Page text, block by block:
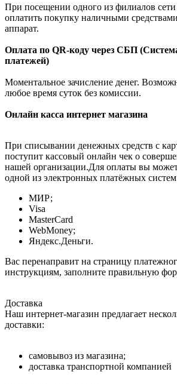
При посещении одного из филиалов
оплатить покупку наличными
аппарат.
Оплата по QR-коду через СБП
платежей)
Моментальное зачисление денег.
любое время суток без комиссии.
Онлайн касса интернет магазина
При списывании денежных средств с
поступит кассовый онлайн чек о
нашей организации.Для оплаты вы
одной из электронных платёжных
МИР;
Visa
MasterCard
WebMoney;
Яндекс.Деньги.
Вас перенаправит на страницу
инструкциям, заполните правильную
Доставка
Наш интернет-магазин предлагает
доставки:
самовывоз из магазина;
доставка транспортной компанией